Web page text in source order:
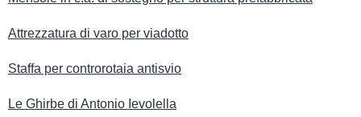
Attrezzatura di varo per viadotto
Staffa per controrotaia antisvio
Le Ghirbe di Antonio Ievolella